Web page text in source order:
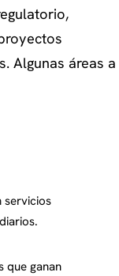
Algunas áreas a
servicios
que ganan